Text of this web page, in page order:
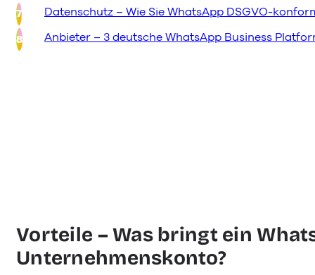
Datenschutz – Wie Sie WhatsApp DSGVO-
Anbieter – 3 deutsche WhatsApp Business
Vorteile – Was bringt ein
Unternehmenskonto?